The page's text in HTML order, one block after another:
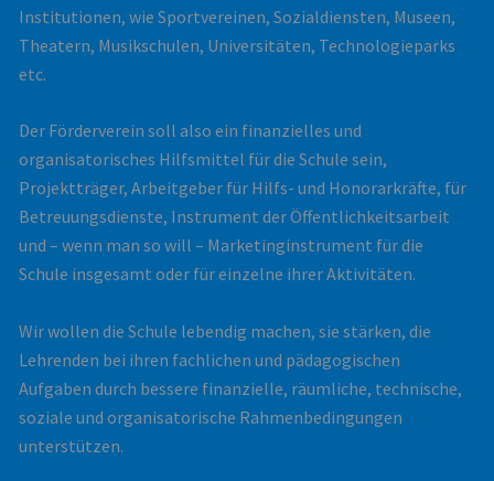
Institutionen, wie Sportvereinen, Sozialdiensten, Museen,
Theatern, Musikschulen, Universitäten, Technologieparks
etc.
Der Förderverein soll also ein finanzielles und
organisatorisches Hilfsmittel für die Schule sein,
Projektträger, Arbeitgeber für Hilfs- und Honorarkräfte, für
Betreuungsdienste, Instrument der Öffentlichkeitsarbeit
und – wenn man so will – Marketinginstrument für die
Schule insgesamt oder für einzelne ihrer Aktivitäten.
Wir wollen die Schule lebendig machen, sie stärken, die
Lehrenden bei ihren fachlichen und pädagogischen
Aufgaben durch bessere finanzielle, räumliche, technische,
soziale und organisatorische Rahmenbedingungen
unterstützen.